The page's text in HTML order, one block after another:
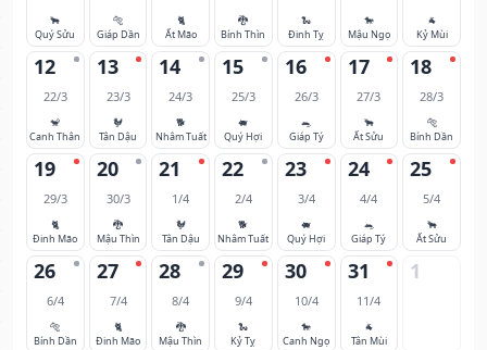
🐂
Quý Sửu
🐅
Giáp Dần
🐈
Ất Mão
🐉
Bính Thìn
🐍
Đinh Tỵ
🐎
Mậu Ngọ
🐐
Kỷ Mùi
12
22/3
🐒
Canh Thân
13
23/3
🐓
Tân Dậu
14
24/3
🐕
Nhâm Tuất
15
25/3
🐖
Quý Hợi
16
26/3
🐀
Giáp Tý
17
27/3
🐂
Ất Sửu
18
28/3
🐅
Bính Dần
19
29/3
🐈
Đinh Mão
20
30/3
🐉
Mậu Thìn
21
1/4
🐓
Tân Dậu
22
2/4
🐕
Nhâm Tuất
23
3/4
🐖
Quý Hợi
24
4/4
🐀
Giáp Tý
25
5/4
🐂
Ất Sửu
26
6/4
🐅
Bính Dần
27
7/4
🐈
Đinh Mão
28
8/4
🐉
Mậu Thìn
29
9/4
🐍
Kỷ Tỵ
30
10/4
🐎
Canh Ngọ
31
11/4
🐐
Tân Mùi
1